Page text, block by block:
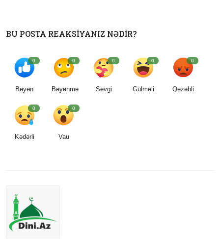
BU POSTA REAKSIYANIZ NƏDIR?
0
Bəyən
0
Bəyənmə
0
Sevgi
0
Gülməli
0
Qəzəbli
0
Kədərli
0
Vau